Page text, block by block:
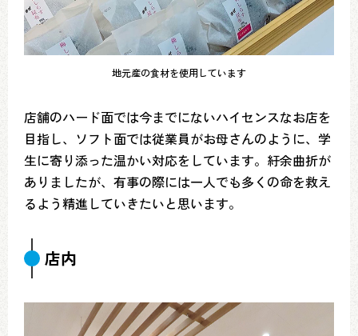
地元産の食材を使用しています
店舗のハード面では今までにないハイセンスなお店を
目指し、ソフト面では従業員がお母さんのように、学
生に寄り添った温かい対応をしています。紆余曲折が
ありましたが、有事の際には一人でも多くの命を救え
るよう精進していきたいと思います。
店内